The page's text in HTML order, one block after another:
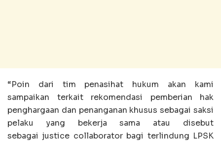
“Poin dari tim penasihat hukum akan kami
sampaikan terkait rekomendasi pemberian hak
penghargaan dan penanganan khusus sebagai saksi
pelaku yang bekerja sama atau disebut
sebagai justice collaborator bagi terlindung LPSK